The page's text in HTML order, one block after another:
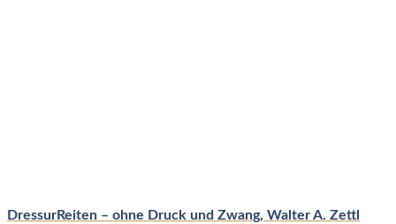
DressurReiten – ohne Druck und Zwang, Walter A. Zettl